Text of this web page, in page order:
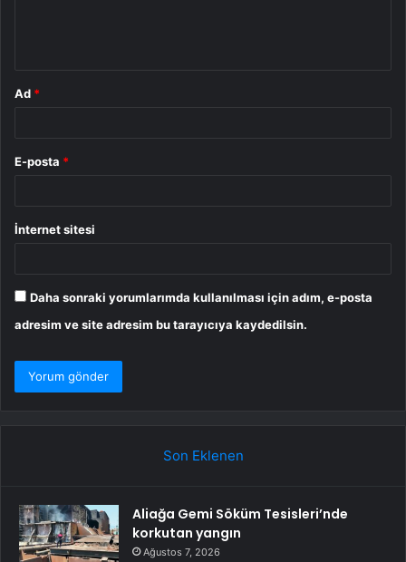
Ad *
E-posta *
İnternet sitesi
Daha sonraki yorumlarımda kullanılması için adım, e-posta
adresim ve site adresim bu tarayıcıya kaydedilsin.
Son Eklenen
Aliağa Gemi Söküm Tesisleri’nde
korkutan yangın
Ağustos 7, 2026